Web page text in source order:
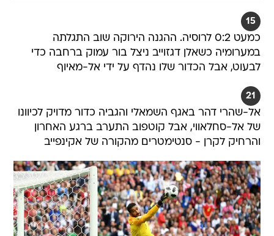
15
כמעט 0:2 לרוסיה. ההגנה הירוקה שוב התגלתה
במערומיה כשאלן דגזוייב ניצל בור עמוק ברחבה כדי
לבעוט, אבל הכדור שלו נהדף על ידי אל-מאיוף
21
אל-שהרי דהר באגף השמאלי והגביה כדור מדויק לכיוונו
של אל-סחלאווי, אבל קוטפוב התערב ברגע האחרון
והרחיק לקרן - סנטימטרים מהקורה של אקינפייב